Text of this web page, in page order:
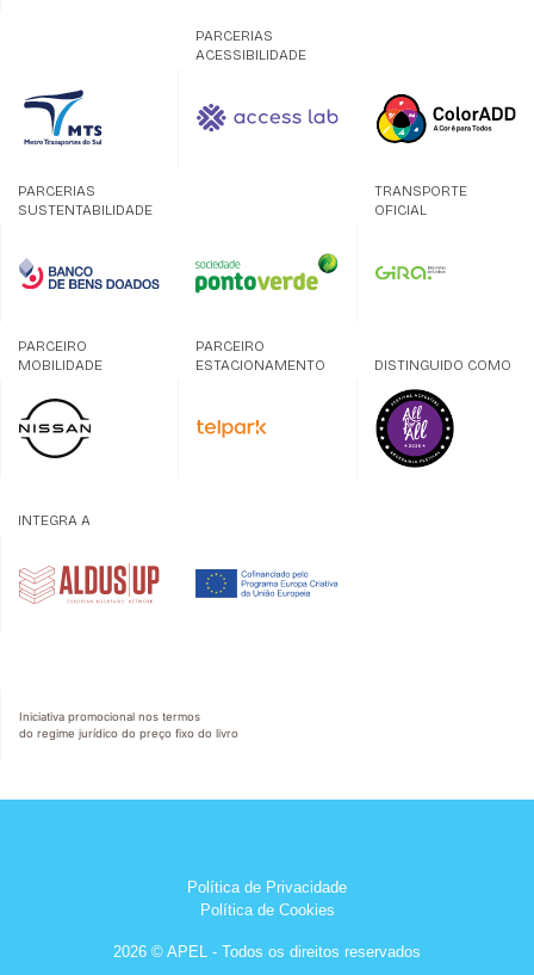
PARCERIAS
ACESSIBILIDADE
PARCERIAS
SUSTENTABILIDADE
TRANSPORTE
OFICIAL
PARCEIRO
MOBILIDADE
PARCEIRO
ESTACIONAMENTO
DISTINGUIDO COMO
INTEGRA A
Iniciativa promocional nos termos
do regime jurídico do preço fixo do livro
Política de Privacidade
Política de Cookies
2026 © APEL - Todos os direitos reservados